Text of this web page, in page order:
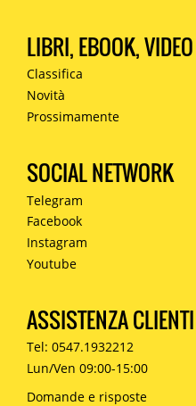
LIBRI, EBOOK,
Classifica
Novità
Prossimamente
SOCIAL NETWORK
Telegram
Facebook
Instagram
Youtube
ASSISTENZA CLIENTI
Tel: 0547.1932212
Lun/Ven 09:00-15:00
Domande e risposte